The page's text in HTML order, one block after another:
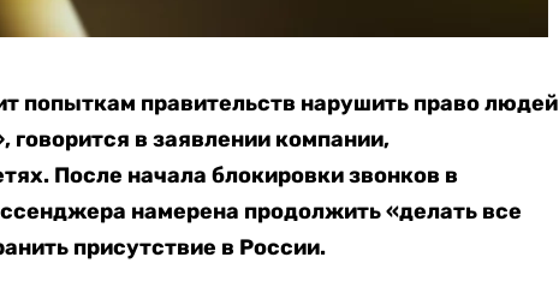
попыткам правительств нарушить право людей
говорится в заявлении компании,
После начала блокировки звонков в
намерена продолжить «делать все
присутствие в России.